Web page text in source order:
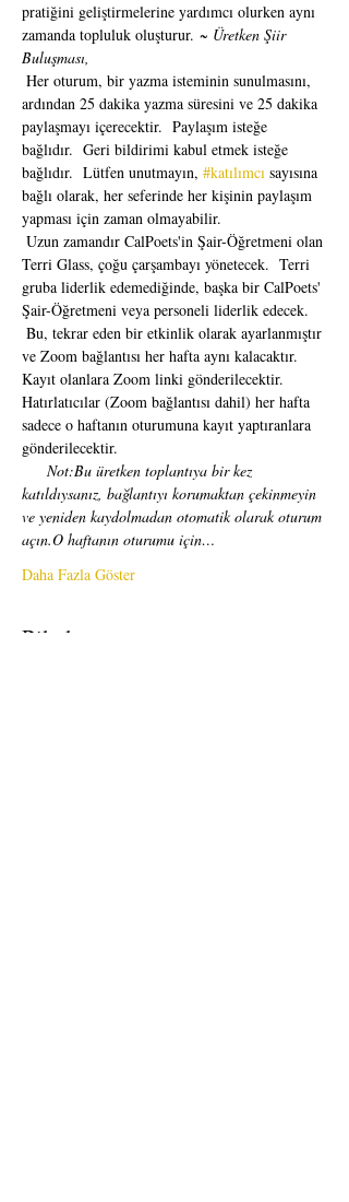
pratiğini geliştirmelerine yardımcı olurken aynı
zamanda topluluk oluşturur. ~ Üretken Şiir
Buluşması,
ardından 25 dakika yazma süresini ve 25 dakika
paylaşmayı içerecektir.  Paylaşım isteğe
bağlıdır.  Geri bildirimi kabul etmek isteğe
bağlıdır.  Lütfen unutmayın, #katılımcı sayısına
bağlı olarak, her seferinde her kişinin paylaşım
yapması için zaman olmayabilir.
Terri Glass, çoğu çarşambayı yönetecek.  Terri
gruba liderlik edemediğinde, başka bir CalPoets'
Şair-Öğretmeni veya personeli liderlik edecek.
ve Zoom bağlantısı her hafta aynı kalacaktır.
Kayıt olanlara Zoom linki gönderilecektir.
Hatırlatıcılar (Zoom bağlantısı dahil) her hafta
sadece o haftanın oturumuna kayıt yaptıranlara
gönderilecektir.
Not:Bu üretken toplantıya bir kez
katıldıysanız, bağlantıyı korumaktan çekinmeyin
ve yeniden kaydolmadan otomatik olarak oturum
açın.O haftanın oturumu için…
Daha Fazla Göster
Biletler